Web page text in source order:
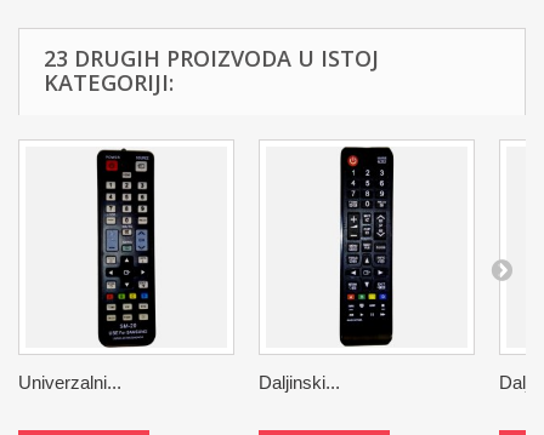
23 DRUGIH PROIZVODA U ISTOJ
KATEGORIJI:
Univerzalni... Daljinski...